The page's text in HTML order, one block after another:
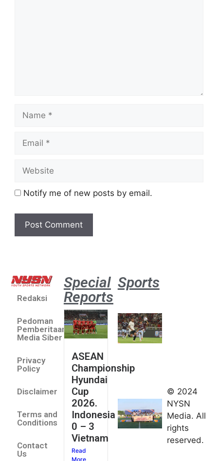
Notify me of new posts by email.
Redaksi
Pedoman
Pemberitaan
Media Siber
Privacy
Policy
Disclaimer
Terms and
Conditions
Contact
Us
Special
Reports
ASEAN
Championship
Hyundai
Cup
2026.
Indonesia
0 – 3
Vietnam
Read
More
Sports
umum
Kejurnas
Panahan
Junior di
Kudus
© 2024
NYSN
Media. All
rights
reserved.